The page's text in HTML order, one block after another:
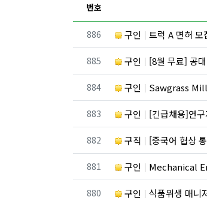
번호
번호
886 구인 트럭 A 면허 모
번호
885 구인 [8월 무료] 공
번호
884 구인 Sawgrass
번호
883 구인 [긴급채용]연
번호
882 구직 [중국어 협상 통역]상해(상
번호
881 구인 Mechanical
번호
880 구인 식품위생 매